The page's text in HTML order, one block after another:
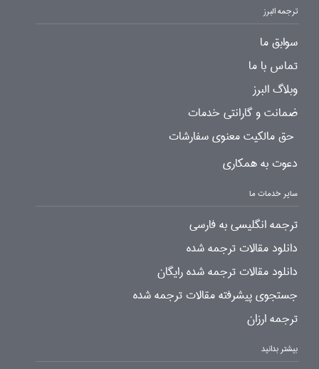
ترجمه البرز
سوابق ما
تماس با ما
وبلاگ البرز
ضمانت و گارانتی خدمات
حق مالکیت معنوی سفارشات
دعوت به همکاری
سایر خدمات ما
ترجمه انگلیسی به فارسی
دانلود مقالات ترجمه شده
دانلود مقالات ترجمه شده رایگان
جستجوی پیشرفته مقالات ترجمه شده
ترجمه ارزان
بیشتر بدانید